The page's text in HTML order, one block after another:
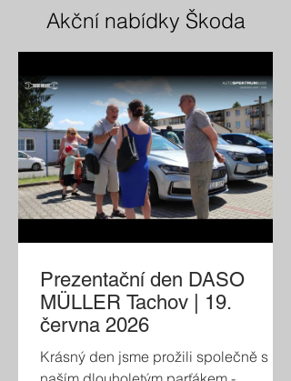
Akční nabídky Škoda
Prezentační den DASO
MÜLLER Tachov | 19.
června 2026
Krásný den jsme prožili společně s